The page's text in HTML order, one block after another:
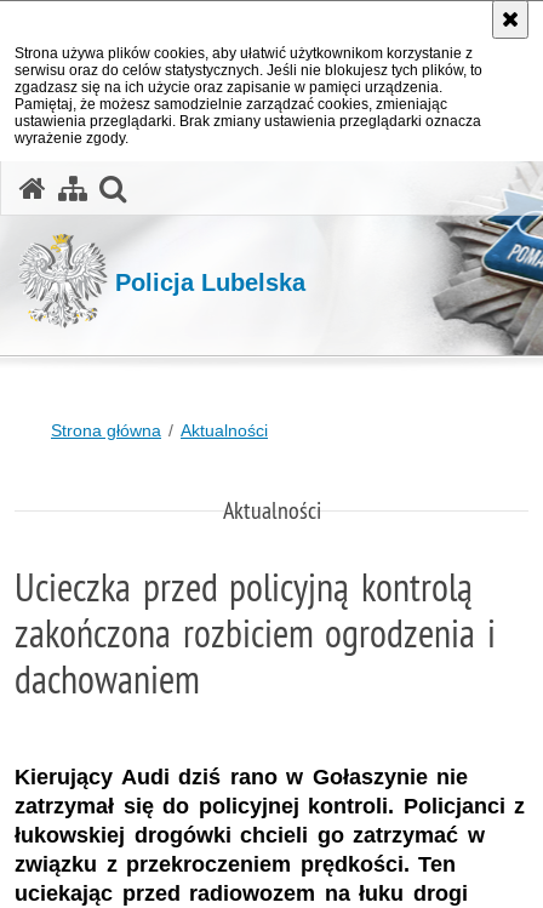
Strona używa plików cookies, aby ułatwić użytkownikom korzystanie z
serwisu oraz do celów statystycznych. Jeśli nie blokujesz tych plików, to
zgadzasz się na ich użycie oraz zapisanie w pamięci urządzenia.
Pamiętaj, że możesz samodzielnie zarządzać cookies, zmieniając
ustawienia przeglądarki. Brak zmiany ustawienia przeglądarki oznacza
wyrażenie zgody.
Policja Lubelska
Strona główna Aktualności
Aktualności
Ucieczka przed policyjną kontrolą
zakończona rozbiciem ogrodzenia i
dachowaniem
Kierujący Audi dziś rano w Gołaszynie nie
zatrzymał się do policyjnej kontroli. Policjanci z
łukowskiej drogówki chcieli go zatrzymać w
związku z przekroczeniem prędkości. Ten
uciekając przed radiowozem na łuku drogi